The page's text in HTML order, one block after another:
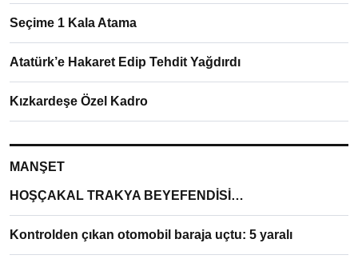
Seçime 1 Kala Atama
Atatürk’e Hakaret Edip Tehdit Yağdırdı
Kızkardeşe Özel Kadro
MANŞET
HOŞÇAKAL TRAKYA BEYEFENDİSİ…
Kontrolden çıkan otomobil baraja uçtu: 5 yaralı